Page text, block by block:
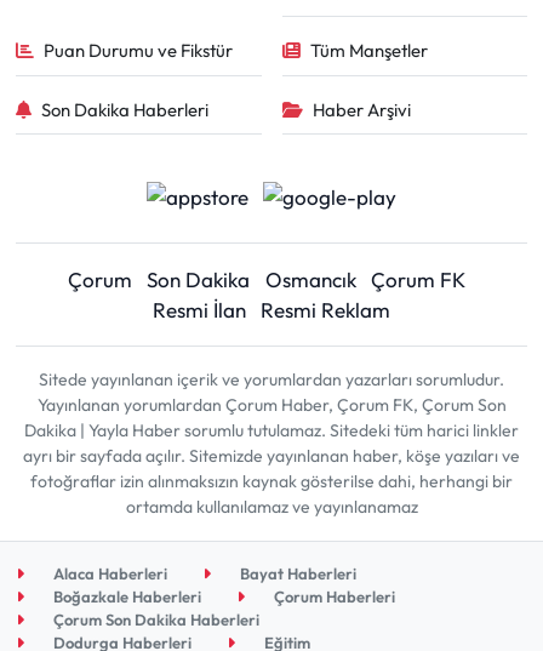
Puan Durumu ve Fikstür Tüm Manşetler
Son Dakika Haberleri Haber Arşivi
Çorum Son Dakika Osmancık Çorum FK
Resmi İlan
Resmi Reklam
Sitede yayınlanan içerik ve yorumlardan yazarları sorumludur.
Yayınlanan yorumlardan Çorum Haber, Çorum FK, Çorum Son
Dakika | Yayla Haber sorumlu tutulamaz. Sitedeki tüm harici linkler
ayrı bir sayfada açılır. Sitemizde yayınlanan haber, köşe yazıları ve
fotoğraflar izin alınmaksızın kaynak gösterilse dahi, herhangi bir
ortamda kullanılamaz ve yayınlanamaz
Alaca Haberleri
Bayat Haberleri
Boğazkale Haberleri
Çorum Haberleri
Çorum Son Dakika Haberleri
Dodurga Haberleri
Eğitim